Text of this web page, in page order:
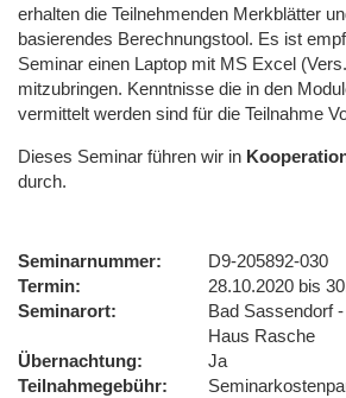
erhalten die Teilnehmenden Merkblätter
basierendes Berechnungstool. Es ist
Seminar einen Laptop mit MS Excel
mitzubringen. Kenntnisse die in den
vermittelt werden sind für die Teilnahme
Dieses Seminar führen wir in
durch.
Seminarnummer
D9-205892-030
Termin
28.10.2020 bis
Seminarort
Bad Sassendorf
Haus Rasche
Übernachtung
Ja
Teilnahmegebühr